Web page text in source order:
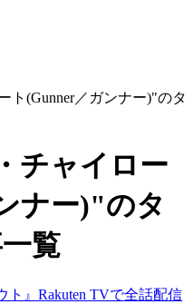
ト(Gunner／ガンナー)"のタ
チャイロー
ナー)"のタ
覧
ト』Rakuten TVで全話配信